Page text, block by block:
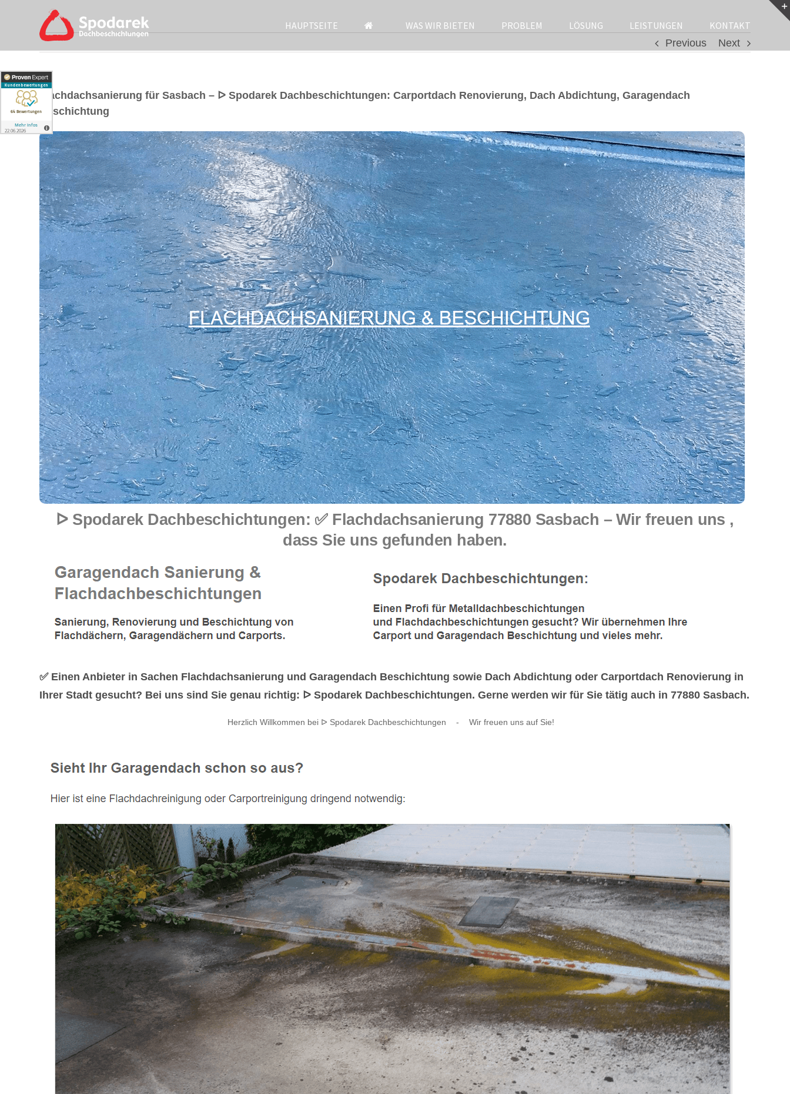
HAUPTSEITE WAS WIR BIETEN PROBLEM LÖSUNG LEISTUNGEN
KONTAKT
Previous
Next
Flachdachsanierung für Sasbach – ᐅ Spodarek Dachbeschichtungen: Carportdach Renovierung, Dach Abdichtung, Garagendach
Beschichtung
ᐅ Spodarek Dachbeschichtungen: ✅ Flachdachsanierung 77880 Sasbach – Wir freuen uns ,
dass Sie uns gefunden haben.
✅ Einen Anbieter in Sachen Flachdachsanierung und Garagendach Beschichtung sowie Dach Abdichtung oder Carportdach Renovierung in
Ihrer Stadt gesucht? Bei uns sind Sie genau richtig: ᐅ Spodarek Dachbeschichtungen. Gerne werden wir für Sie tätig auch in 77880 Sasbach.
Herzlich Willkommen bei ᐅ Spodarek Dachbeschichtungen - Wir freuen uns auf Sie!